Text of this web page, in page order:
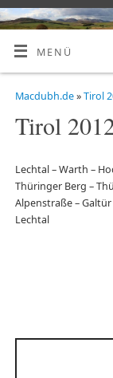
MENÜ
Macdubh.de»Tirol
Tirol
Lechtal – Warth –
Thüringer Berg –
Alpenstraße –
Lechtal